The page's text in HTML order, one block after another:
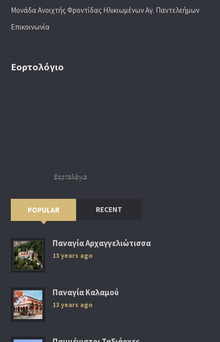
Μονάδα Ανοιχτής Φροντίδας Ηλικιωμένων Αγ. Παντελεήμων
Επικοινωνία
Εορτολόγιο
Εορτολόγιο
POPULAR RECENT
Παναγία Αρχαγγελιώτισσα
13 years ago
Παναγία Καλαμού
13 years ago